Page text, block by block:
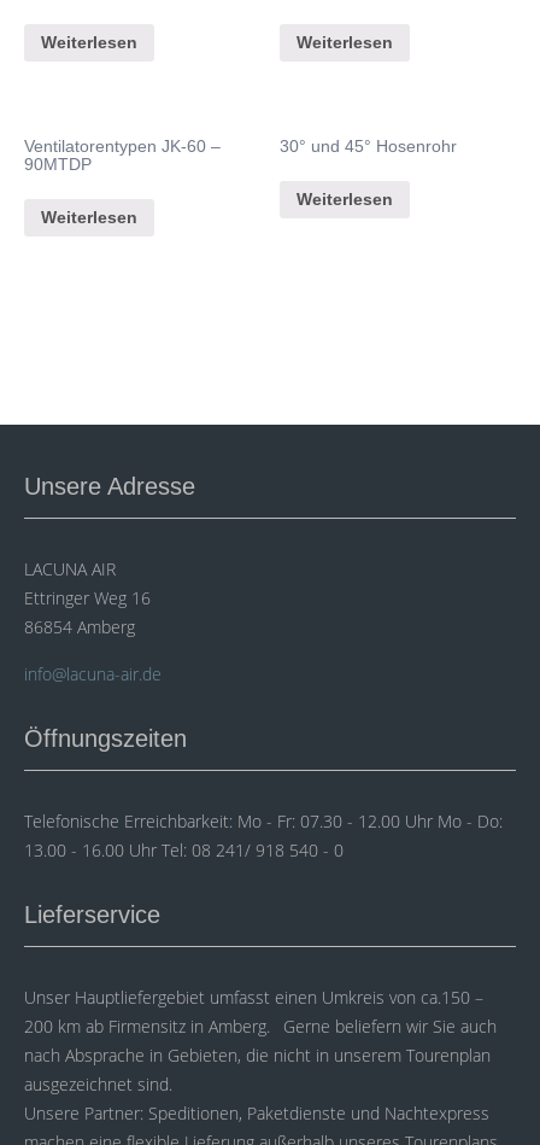
Weiterlesen Weiterlesen
Ventilatorentypen JK-60 –
90MTDP
Weiterlesen
30° und 45° Hosenrohr
Weiterlesen
Unsere Adresse
LACUNA AIR
Ettringer Weg 16
86854 Amberg
info@lacuna-air.de
Öffnungszeiten
Telefonische Erreichbarkeit: Mo - Fr: 07.30 - 12.00 Uhr Mo - Do:
13.00 - 16.00 Uhr Tel: 08 241/ 918 540 - 0
Lieferservice
Unser Hauptliefergebiet umfasst einen Umkreis von ca.150 –
200 km ab Firmensitz in Amberg. Gerne beliefern wir Sie auch
nach Absprache in Gebieten, die nicht in unserem Tourenplan
ausgezeichnet sind.
Unsere Partner: Speditionen, Paketdienste und Nachtexpress